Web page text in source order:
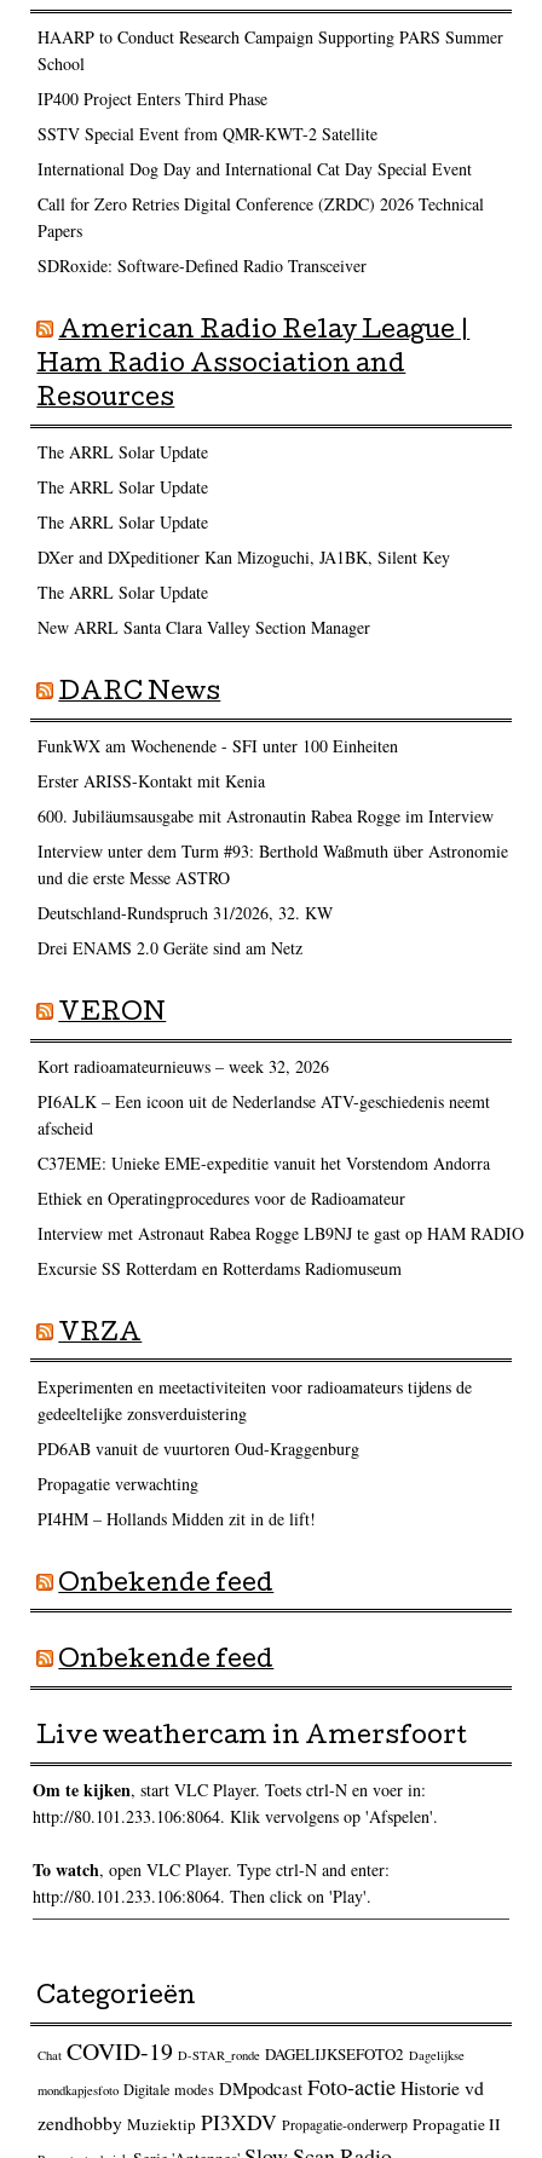
HAARP to Conduct Research Campaign Supporting PARS Summer
School
IP400 Project Enters Third Phase
SSTV Special Event from QMR-KWT-2 Satellite
International Dog Day and International Cat Day Special Event
Call for Zero Retries Digital Conference (ZRDC) 2026 Technical
Papers
SDRoxide: Software-Defined Radio Transceiver
American Radio Relay League |
Ham Radio Association and
Resources
The ARRL Solar Update
The ARRL Solar Update
The ARRL Solar Update
DXer and DXpeditioner Kan Mizoguchi, JA1BK, Silent Key
The ARRL Solar Update
New ARRL Santa Clara Valley Section Manager
DARC News
FunkWX am Wochenende - SFI unter 100 Einheiten
Erster ARISS-Kontakt mit Kenia
600. Jubiläumsausgabe mit Astronautin Rabea Rogge im Interview
Interview unter dem Turm #93: Berthold Waßmuth über Astronomie
und die erste Messe ASTRO
Deutschland-Rundspruch 31/2026, 32. KW
Drei ENAMS 2.0 Geräte sind am Netz
VERON
Kort radioamateurnieuws – week 32, 2026
PI6ALK – Een icoon uit de Nederlandse ATV-geschiedenis neemt
afscheid
C37EME: Unieke EME-expeditie vanuit het Vorstendom Andorra
Ethiek en Operatingprocedures voor de Radioamateur
Interview met Astronaut Rabea Rogge LB9NJ te gast op HAM RADIO
Excursie SS Rotterdam en Rotterdams Radiomuseum
VRZA
Experimenten en meetactiviteiten voor radioamateurs tijdens de
gedeeltelijke zonsverduistering
PD6AB vanuit de vuurtoren Oud-Kraggenburg
Propagatie verwachting
PI4HM – Hollands Midden zit in de lift!
Onbekende feed
Onbekende feed
Live weathercam in Amersfoort
Om te kijken, start VLC Player. Toets ctrl-N en voer in:
http://80.101.233.106:8064. Klik vervolgens op 'Afspelen'.
To watch, open VLC Player. Type ctrl-N and enter:
http://80.101.233.106:8064. Then click on 'Play'.
Categorieën
Chat COVID-19 D-STAR_ronde DAGELIJKSEFOTO2 Dagelijkse
mondkapjesfoto Digitale modes DMpodcast Foto-actieHistorie vd
zendhobby Muziektip PI3XDV Propagatie-onderwerp Propagatie II